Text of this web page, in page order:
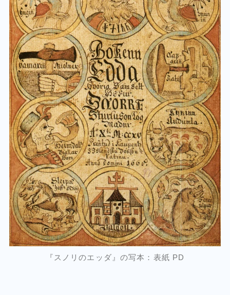
『スノリのエッダ』の写本：表紙 PD